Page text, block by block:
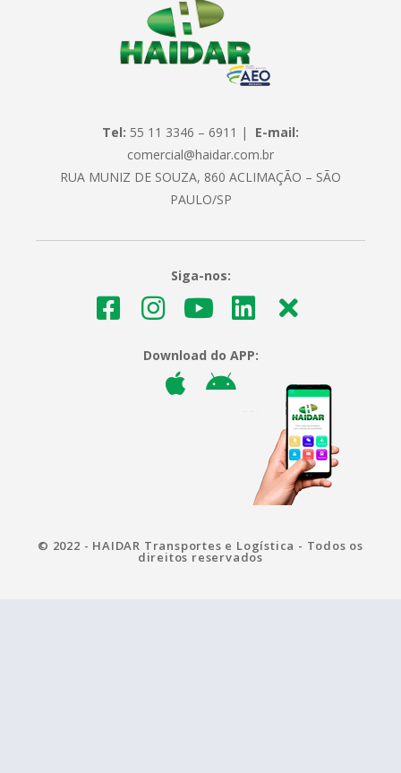
Tel: 55 11 3346 – 6911 | E-mail:
comercial@haidar.com.br
RUA MUNIZ DE SOUZA, 860 ACLIMAÇÃO – SÃO
PAULO/SP
Siga-nos:
Download do APP:
© 2022 - HAIDAR Transportes e Logística - Todos os
direitos reservados